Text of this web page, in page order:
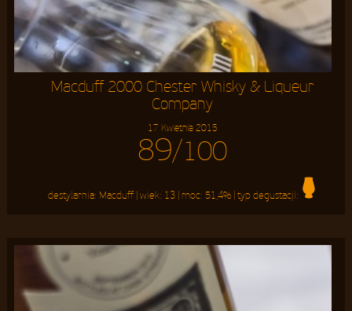
Macduff 2000 Chester Whisky & Liqueur
Company
17 Kwietnia 2015
89/100
destylarnia: Macduff | wiek: 13 | moc:51,4% | typ degustacji: